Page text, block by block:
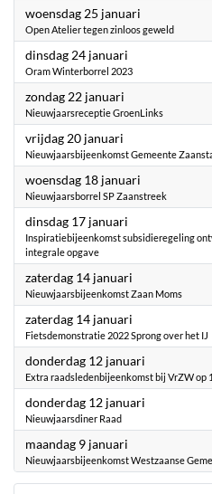
woensdag 25 januari
Open Atelier tegen zinloos geweld
dinsdag 24 januari
Oram Winterborrel 2023
zondag 22 januari
Nieuwjaarsreceptie GroenLinks
vrijdag 20 januari
Nieuwjaarsbijeenkomst Gemeente
woensdag 18 januari
Nieuwjaarsborrel SP Zaanstreek
dinsdag 17 januari
Inspiratiebijeenkomst subsidieregeling
integrale opgave
zaterdag 14 januari
Nieuwjaarsbijeenkomst Zaan Moms
zaterdag 14 januari
Fietsdemonstratie 2022 Sprong over het IJ
donderdag 12 januari
Extra raadsledenbijeenkomst bij VrZW op
donderdag 12 januari
Nieuwjaarsdiner Raad
maandag 9 januari
Nieuwjaarsbijeenkomst Westzaanse